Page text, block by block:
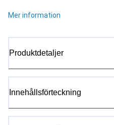
Mer information
Produktdetaljer
Innehållsförteckning